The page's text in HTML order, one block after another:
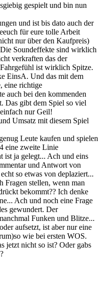
gespielt und bin nun
und ist bis dato auch der
für eure tolle Arbeit
nur über den Kaufpreis)
Soundeffekte sind wirklich
verkraften das der
ist wirklich Spitze.
EinsA. Und das mit dem
eine richtige
auch bei den kommenden
Das gibt dem Spiel so viel
nur Geil!
Umsatz mit diesem Spiel
Leute kaufen und spielen
eine zweite Linie
ist ja gelegt... Ach und eins
und Antwort von
so etwas von deplaziert...
Fragen stellen, wenn man
bekommt?? Ich denke
Ach und noch eine Frage
gewundert. Der
Funken und Blitze...
aufsetzt, ist aber nur eine
wie bei ersten WOS.
jetzt nicht so ist? Oder gabs